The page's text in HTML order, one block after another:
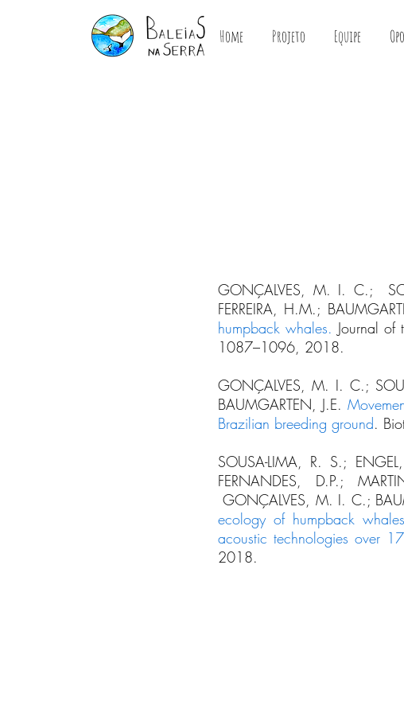
Home Projeto Equipe
GONÇALVES, M. I. C.;
FERREIRA, H.M.;
humpback whales. Journal
1087–1096, 2018.
GONÇALVES, M. I. C.;
BAUMGARTEN, J.E.
Brazilian breeding ground.
SOUSA-LIMA, R. S.;
FERNANDES, D.P.;
GONÇALVES, M. I. C.;
ecology of humpback
acoustic technologies over
2018.